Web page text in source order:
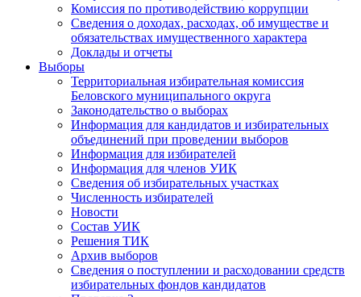
Комиссия по противодействию коррупции
Сведения о доходах, расходах, об имуществе и
обязательствах имущественного характера
Доклады и отчеты
Выборы
Территориальная избирательная комиссия
Беловского муниципального округа
Законодательство о выборах
Информация для кандидатов и избирательных
объединений при проведении выборов
Информация для избирателей
Информация для членов УИК
Сведения об избирательных участках
Численность избирателей
Новости
Состав УИК
Решения ТИК
Архив выборов
Сведения о поступлении и расходовании средств
избирательных фондов кандидатов